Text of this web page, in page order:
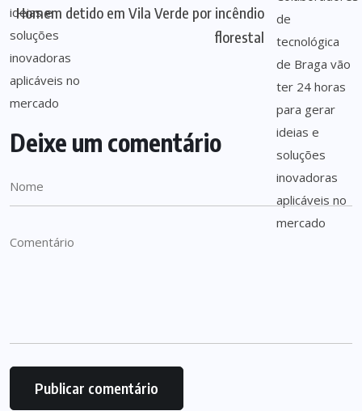
Homem detido em Vila Verde por incêndio
florestal
Deixe um comentário